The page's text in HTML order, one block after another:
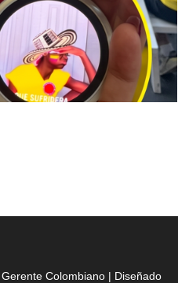
Gerente Colombiano | Diseñado